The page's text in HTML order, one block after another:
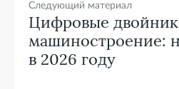
Следующий материал
Цифровые
машиностроение:
в 2026 году